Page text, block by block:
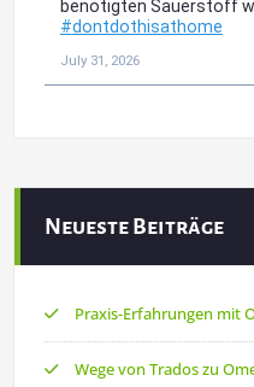
Neueste Beiträge
Praxis-Erfahrungen mit
Wege von Trados zu